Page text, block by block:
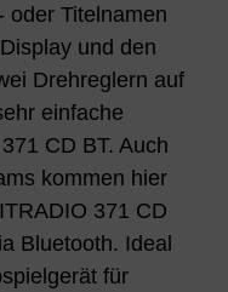
oder Titelnamen
und den
Drehreglern auf
einfache
CD BT. Auch
kommen hier
371 CD
Bluetooth. Ideal
für